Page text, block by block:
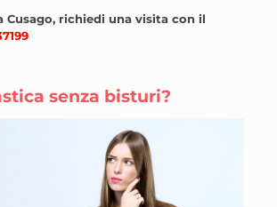
Cusago, richiedi una visita con il
senza bisturi?